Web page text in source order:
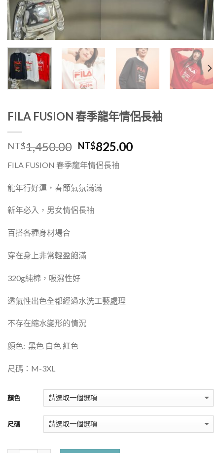
FILA FUSION 春季龍年情侶長袖
NT$1,450.00 NT$825.00
FILA FUSION 春季龍年情侶長袖
龍年行好運，春節氣氛滿滿
新年必入，男女情侶長袖
百搭各種身材場合
穿在身上非常輕盈飽滿
320g純棉，吸濕性好
透氣性出色全都經過水洗工藝處理
不存在縮水變形的情況
顏色: 黑色 白色 紅色
尺碼：M-3XL
顏色
尺碼